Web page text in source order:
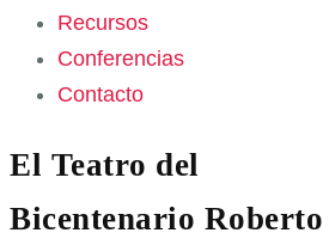
Recursos
Conferencias
Contacto
El Teatro del
Bicentenario Roberto